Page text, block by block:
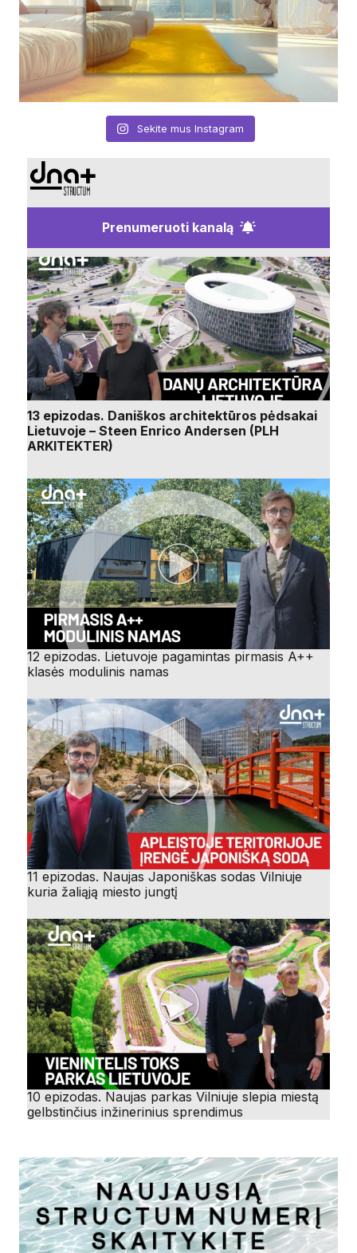
Sekite mus Instagram
Prenumeruoti kanalą
13 epizodas. Daniškos architektūros pėdsakai
Lietuvoje – Steen Enrico Andersen (PLH
ARKITEKTER)
12 epizodas. Lietuvoje pagamintas pirmasis A++
klasės modulinis namas
11 epizodas. Naujas Japoniškas sodas Vilniuje
kuria žaliąją miesto jungtį
10 epizodas. Naujas parkas Vilniuje slepia miestą
gelbstinčius inžinerinius sprendimus